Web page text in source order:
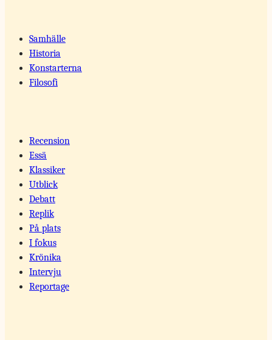
Samhälle
Historia
Konstarterna
Filosofi
Recension
Essä
Klassiker
Utblick
Debatt
Replik
På plats
I fokus
Krönika
Intervju
Reportage